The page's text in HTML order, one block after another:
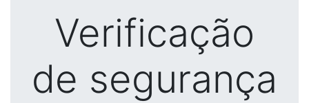
Verificação
de segurança